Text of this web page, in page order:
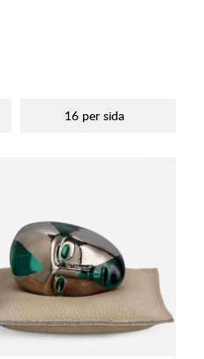
16 per sida